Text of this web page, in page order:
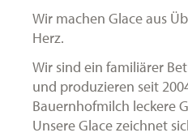
Wir machen Glace aus
Herz.
Wir sind ein familiärer
und produzieren seit
Bauernhofmilch leckere
Unsere Glace zeichnet